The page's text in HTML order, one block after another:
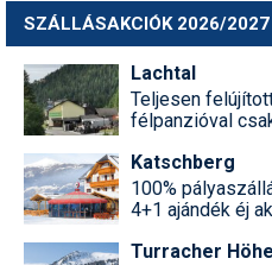
SZÁLLÁSAKCIÓK 2026/2027
Lachtal
Teljesen
félpanzióval
Katschberg
100%
4+1 ajándék éj
Turracher Höhe